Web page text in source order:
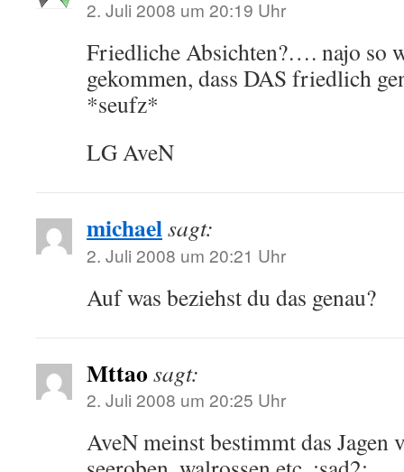
2. Juli 2008 um 20:19 Uhr
Friedliche Absichten?…. najo so
gekommen, dass DAS friedlich
*seufz*
LG AveN
michaelsagt:
2. Juli 2008 um 20:21 Uhr
Auf was beziehst du das genau?
Mttao sagt:
2. Juli 2008 um 20:25 Uhr
AveN meinst bestimmt das Jagen